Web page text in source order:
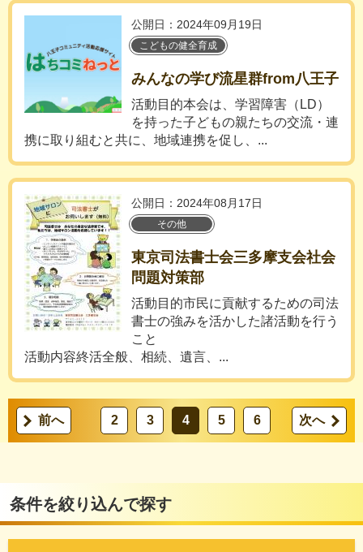
公開日：2024年09月19日
こどもの健全育成
みんなの学び流星群from八王子
活動目的本会は、学習障害（LD）
を持った子どもの親たちの交流・連
携に取り組むと共に、地域連携を促し、...
公開日：2024年08月17日
その他
東京司法書士会三多摩支会社会
問題対策部
活動目的市民に貢献するための司法
書士の強みを活かした諸活動を行う
こと
活動内容終活全般、相続、遺言、...
前へ 2 3 4 5 6 次へ
条件を絞り込んで探す